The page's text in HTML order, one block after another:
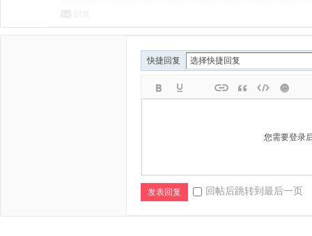
快捷回复
您需要登录
发表回复 回帖后跳转到最后一页